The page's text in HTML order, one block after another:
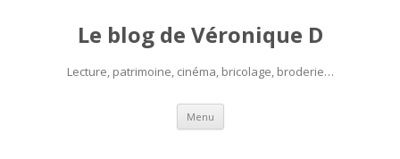
Le blog de Véronique D
Lecture, patrimoine, cinéma, bricolage, broderie…
Menu Aller
contenu